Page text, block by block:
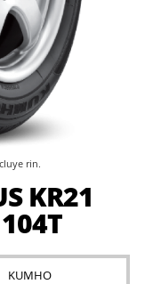
KR21
104T
KUMHO
rin.